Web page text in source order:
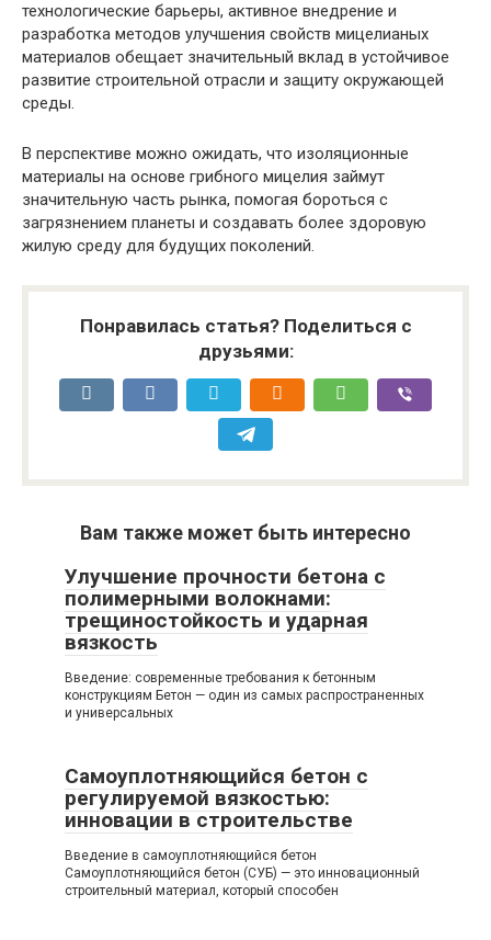
технологические барьеры, активное внедрение и
разработка методов улучшения свойств мицелианых
материалов обещает значительный вклад в устойчивое
развитие строительной отрасли и защиту окружающей
среды.
В перспективе можно ожидать, что изоляционные
материалы на основе грибного мицелия займут
значительную часть рынка, помогая бороться с
загрязнением планеты и создавать более здоровую
жилую среду для будущих поколений.
Понравилась статья? Поделиться с
друзьями:
Вам также может быть интересно
Улучшение прочности бетона с
полимерными волокнами:
трещиностойкость и ударная
вязкость
Введение: современные требования к бетонным
конструкциям Бетон — один из самых распространенных
и универсальных
Самоуплотняющийся бетон с
регулируемой вязкостью:
инновации в строительстве
Введение в самоуплотняющийся бетон
Самоуплотняющийся бетон (СУБ) — это инновационный
строительный материал, который способен